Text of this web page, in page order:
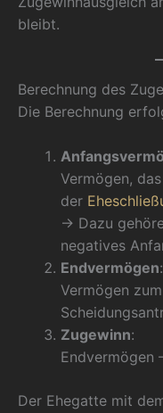
bleibt.
Berechnung des
Die Berechnung
Vermögen,
der
→ Dazu
negatives
Endvermögen:
Vermögen
Zugewinn:
Endvermögen
Der Ehegatte mit